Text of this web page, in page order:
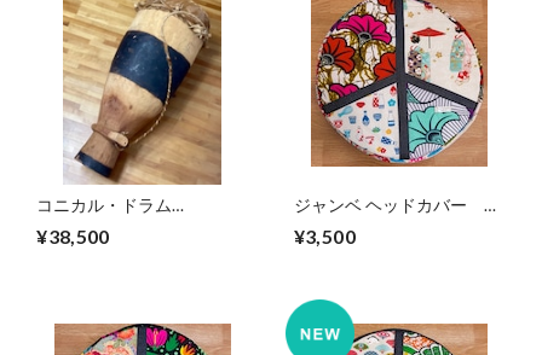
コニカル・ドラム
ンビア共和国産
¥38,500
ジャンベ ヘッドカバー
symbol
¥3,500